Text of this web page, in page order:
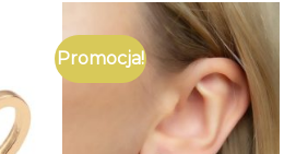
Promocja!